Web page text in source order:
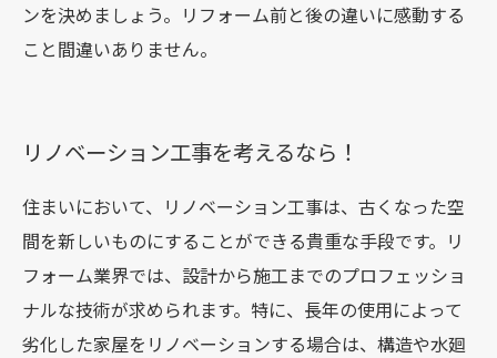
ンを決めましょう。リフォーム前と後の違いに感動する
こと間違いありません。
リノベーション工事を考えるなら！
住まいにおいて、リノベーション工事は、古くなった空
間を新しいものにすることができる貴重な手段です。リ
フォーム業界では、設計から施工までのプロフェッショ
ナルな技術が求められます。特に、長年の使用によって
劣化した家屋をリノベーションする場合は、構造や水廻